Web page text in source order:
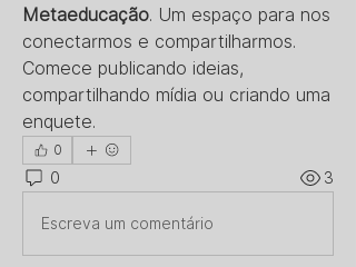
Metaeducação. Um espaço para nos
conectarmos e compartilharmos.
Comece publicando ideias,
compartilhando mídia ou criando uma
enquete.
0
0 3
Escreva um comentário